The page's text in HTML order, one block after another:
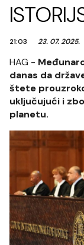
21:03 23. 07. 2025.
HAG -
danas da
štete
uključujući i
planetu.